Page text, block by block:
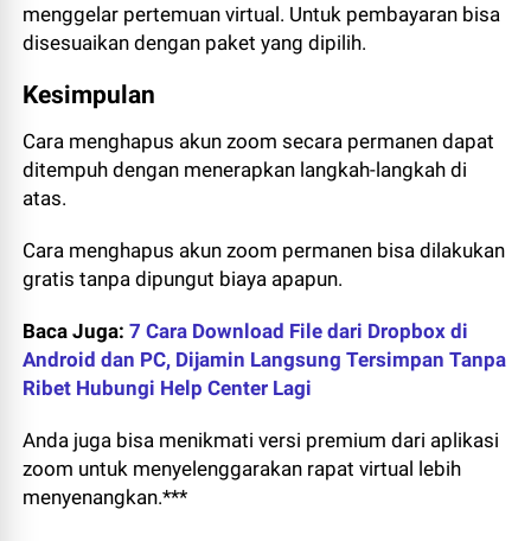
menggelar pertemuan virtual. Untuk pembayaran bisa
disesuaikan dengan paket yang dipilih.
Kesimpulan
Cara menghapus akun zoom secara permanen dapat
ditempuh dengan menerapkan langkah-langkah di
atas.
Cara menghapus akun zoom permanen bisa dilakukan
gratis tanpa dipungut biaya apapun.
Baca Juga: 7 Cara Download File dari Dropbox di
Android dan PC, Dijamin Langsung Tersimpan Tanpa
Ribet Hubungi Help Center Lagi
Anda juga bisa menikmati versi premium dari aplikasi
zoom untuk menyelenggarakan rapat virtual lebih
menyenangkan.***